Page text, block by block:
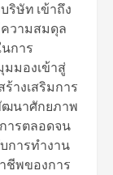
ริษัท เข้าถึง
วามสมดุล
การ
มองเข้าสู่
างเสริมการ
ฒนาศักยภาพ
ารตลอดจน
การทำงาน
ชีพของการ